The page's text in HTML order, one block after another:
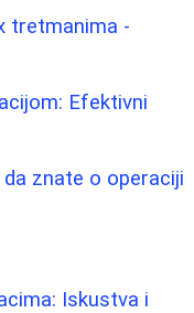
tretmanima -
Efektivni
znate o operaciji
Iskustva i